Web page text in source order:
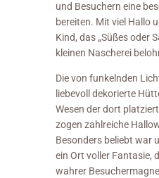
und Besuchern eine
bereiten. Mit viel Hallo
Kind, das „Süßes oder
kleinen Nascherei
Die von funkelnden
liebevoll dekorierte
Wesen der dort
zogen zahlreiche
Besonders beliebt war
ein Ort voller Fantasie,
wahrer